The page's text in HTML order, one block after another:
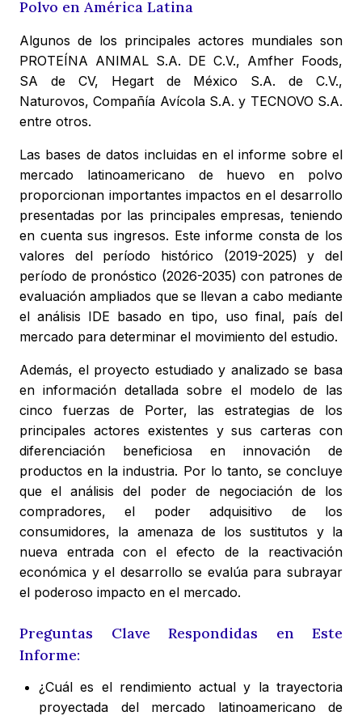
Polvo en América Latina
Algunos de los principales actores mundiales son
PROTEÍNA ANIMAL S.A. DE C.V., Amfher Foods,
SA de CV, Hegart de México S.A. de C.V.,
Naturovos, Compañía Avícola S.A. y TECNOVO S.A.
entre otros.
Las bases de datos incluidas en el informe sobre el
mercado latinoamericano de huevo en polvo
proporcionan importantes impactos en el desarrollo
presentadas por las principales empresas, teniendo
en cuenta sus ingresos. Este informe consta de los
valores del período histórico (2019-2025) y del
período de pronóstico (2026-2035) con patrones de
evaluación ampliados que se llevan a cabo mediante
el análisis IDE basado en tipo, uso final, país del
mercado para determinar el movimiento del estudio.
Además, el proyecto estudiado y analizado se basa
en información detallada sobre el modelo de las
cinco fuerzas de Porter, las estrategias de los
principales actores existentes y sus carteras con
diferenciación beneficiosa en innovación de
productos en la industria. Por lo tanto, se concluye
que el análisis del poder de negociación de los
compradores, el poder adquisitivo de los
consumidores, la amenaza de los sustitutos y la
nueva entrada con el efecto de la reactivación
económica y el desarrollo se evalúa para subrayar
el poderoso impacto en el mercado.
Preguntas Clave Respondidas en Este
Informe:
¿Cuál es el rendimiento actual y la trayectoria
proyectada del mercado latinoamericano de